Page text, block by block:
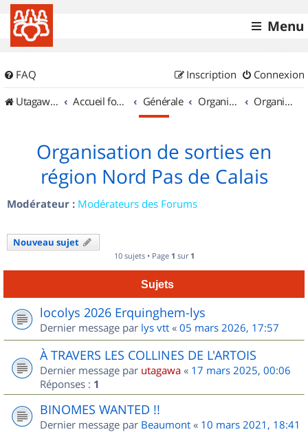
Menu
FAQ Connexion
Inscription
UtagawaVTT (Randos VTT et VTTAE avec traces GPS)
Accueil forum Générale Organisation de sorties & Recherche de partenaires Organisation de sorties en région Nord Pas de Calais
Organisation de sorties en
région Nord Pas de Calais
Modérateur : Modérateurs des Forums
Nouveau sujet
10 sujets • Page 1 sur 1
Sujets
locolys 2026 Erquinghem-lys
Dernier message par lys vtt « 05 mars 2026, 17:57
À TRAVERS LES COLLINES DE L'ARTOIS
Dernier message par utagawa « 17 mars 2025, 00:06
Réponses : 1
BINOMES WANTED !!
Dernier message par Beaumont « 10 mars 2021, 18:41